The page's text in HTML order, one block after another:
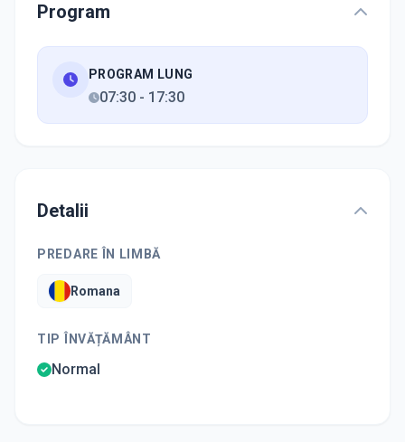
Program
PROGRAM LUNG
07:30 - 17:30
Detalii
PREDARE ÎN LIMBĂ
Romana
TIP ÎNVĂȚĂMÂNT
Normal